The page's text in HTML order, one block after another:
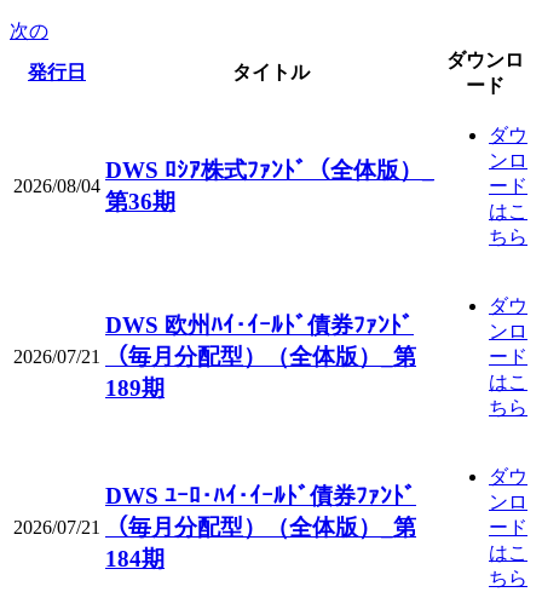
次の
発行日
タイトル
ダウンロ
ード
2026/08/04
DWS ﾛｼｱ株式ﾌｧﾝﾄﾞ（全体版）_
第36期
ダウ
ンロ
ード
はこ
ちら
2026/07/21
DWS 欧州ﾊｲ･ｲｰﾙﾄﾞ債券ﾌｧﾝﾄﾞ
（毎月分配型）（全体版）_第
189期
ダウ
ンロ
ード
はこ
ちら
2026/07/21
DWS ﾕｰﾛ･ﾊｲ･ｲｰﾙﾄﾞ債券ﾌｧﾝﾄﾞ
（毎月分配型）（全体版）_第
184期
ダウ
ンロ
ード
はこ
ちら